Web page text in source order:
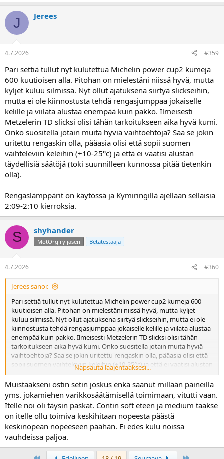
J Jerees
4.7.2026 #359
Pari settiä tullut nyt kulutettua Michelin power cup2 kumeja
600 kuutioisen alla. Pitohan on mielestäni niissä hyvä, mutta
kyljet kuluu silmissä. Nyt ollut ajatuksena siirtyä slickseihin,
mutta ei ole kiinnostusta tehdä rengasjumppaa jokaiselle
kelille ja viilata alustaa enempää kuin pakko. Ilmeisesti
Metzelerin TD slicksi olisi tähän tarkoitukseen aika hyvä kumi.
Onko suositella jotain muita hyviä vaihtoehtoja? Saa se jokin
uritettu rengaskin olla, pääasia olisi että sopii suomen
vaihteleviin keleihin (+10-25°c) ja että ei vaatisi alustan
täydellisiä säätöjä (toki suunnilleen kunnossa pitää tietenkin
olla).
Rengaslämppärit on käytössä ja Kymiringillä ajellaan sellaisia
2:09-2:10 kierroksia.
S shyhander
MotOrg ry jäsen Betatestaaja
4.7.2026 #360
Jerees sanoi:
Pari settiä tullut nyt kulutettua Michelin power cup2 kumeja 600
kuutioisen alla. Pitohan on mielestäni niissä hyvä, mutta kyljet
kuluu silmissä. Nyt ollut ajatuksena siirtyä slickseihin, mutta ei ole
kiinnostusta tehdä rengasjumppaa jokaiselle kelille ja viilata alustaa
enempää kuin pakko. Ilmeisesti Metzelerin TD slicksi olisi tähän
tarkoitukseen aika hyvä kumi. Onko suositella jotain muita hyviä
vaihtoehtoja? Saa se jokin uritettu rengaskin olla, pääasia olisi että
sopii suomen vaihteleviin keleihin (+10-25°c) ja että ei vaatisi alustan
täydellisiä säätöjä (toki suunnilleen kunnossa pitää tietenkin olla).
Rengaslämppärit on käytössä ja Kymiringillä ajellaan sellaisia 2:09-
2:10 kierroksia.
Napsauta laajentaaksesi...
Muistaakseni ostin setin joskus enkä saanut millään paineilla
yms. jokamiehen varikkosäätämisellä toimimaan, vitutti vaan.
Itelle noi oli täysin paskat. Contin soft eteen ja medium taakse
on itelle ollu toimiva keskihitaan nopeesta päästä
keskinopean nopeeseen päähän. Ei edes kulu noissa
vauhdeissa paljoa.